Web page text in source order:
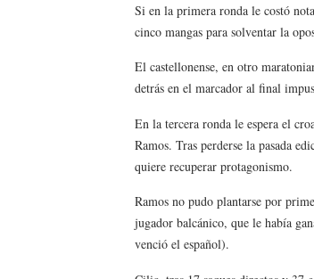
Campeonato
Si en la primera ronda le costó
cinco mangas para solventar la
El castellonense, en otro
detrás en el marcador al final
En la tercera ronda le espera el
Ramos. Tras perderse la pasada
quiere recuperar protagonismo.
Ramos no pudo plantarse por
jugador balcánico, que le había
venció el español).